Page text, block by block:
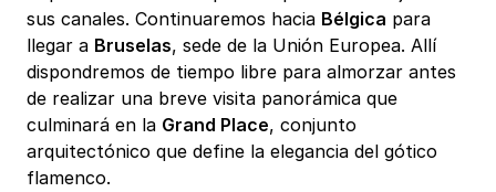
sus canales. Continuaremos hacia Bélgica para
llegar a Bruselas, sede de la Unión Europea. Allí
dispondremos de tiempo libre para almorzar antes
de realizar una breve visita panorámica que
culminará en la Grand Place, conjunto
arquitectónico que define la elegancia del gótico
flamenco.